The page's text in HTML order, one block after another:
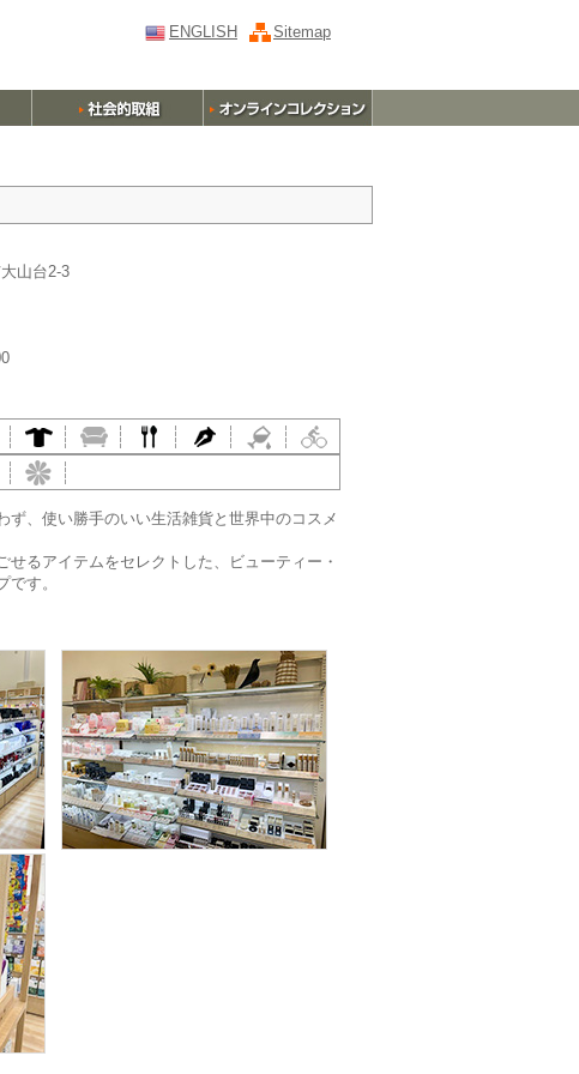
ENGLISH Sitemap
山台2-3
ず、使い勝手のいい生活雑貨と世界中のコスメ
せるアイテムをセレクトした、ビューティー・
です。